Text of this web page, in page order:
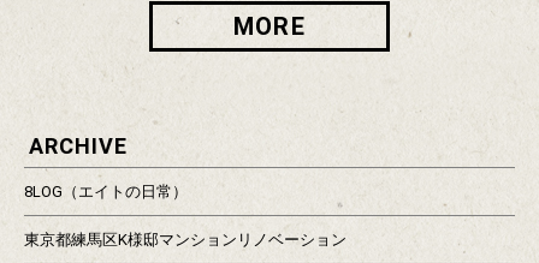
MORE
ARCHIVE
8LOG（エイトの日常）
東京都練馬区K様邸マンションリノベーション